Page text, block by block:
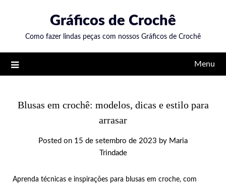
content
Gráficos de Crochê
Como fazer lindas peças com nossos Gráficos de Crochê
Menu
Blusas em crochê: modelos, dicas e estilo para
arrasar
Posted on 15 de setembro de 2023 by Maria
Trindade
Aprenda técnicas e inspirações para blusas em croche, com